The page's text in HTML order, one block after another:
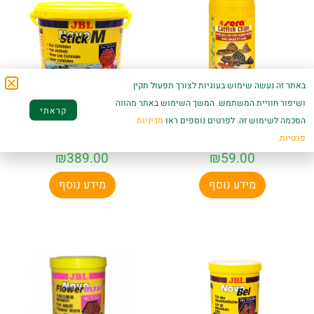
סרה קטפיש צ'יפס 110
גרם Sera Wels Chips
₪59.00
מידע נוסף
נובו סטיק ציקלידים 5.5
₪389.00
מידע נוסף
באתר זה נעשה שימוש בעוגיות לצורך תפעול תקין
ושיפור חוויית המשתמש. המשך השימוש באתר מהווה
הסכמה לשימוש זה. לפרטים נוספים ראו מדיניות
פרטיות.
קראתי